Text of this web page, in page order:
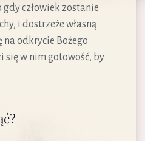
gdy człowiek zostanie
i dostrzeże własną
na odkrycie Bożego
się w nim gotowość, by